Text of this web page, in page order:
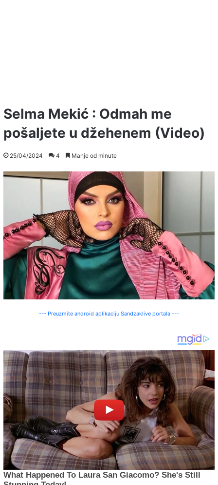
Selma Mekić : Odmah me
pošaljete u džehenem (Video)
25/04/2024 4 Manje od minute
--- Preuzmite android aplikaciju Sandzaklive portala ---